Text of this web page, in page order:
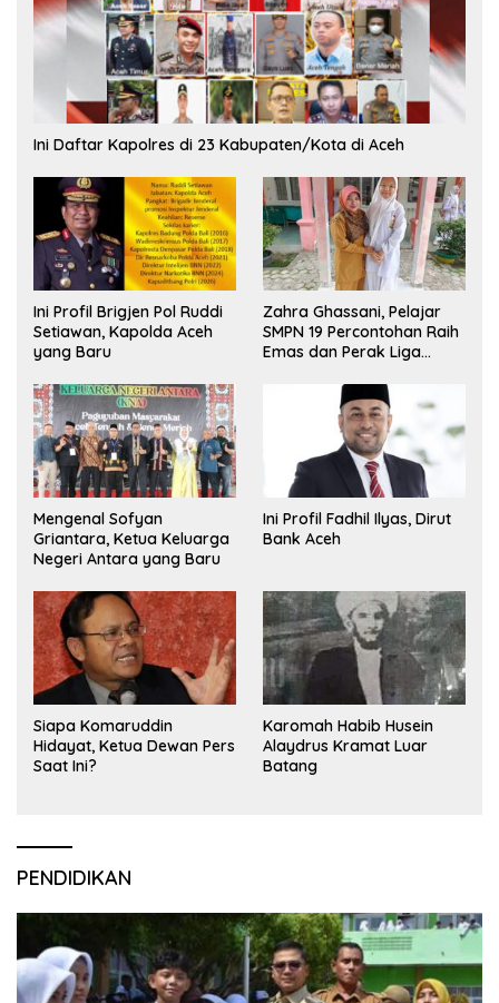
Ini Daftar Kapolres di 23 Kabupaten/Kota di Aceh
Ini Profil Brigjen Pol Ruddi
Setiawan, Kapolda Aceh
yang Baru
Zahra Ghassani, Pelajar
SMPN 19 Percontohan Raih
Emas dan Perak Liga
Mengenal Sofyan
Griantara, Ketua Keluarga
Negeri Antara yang Baru
Ini Profil Fadhil Ilyas, Dirut
Bank Aceh
Siapa Komaruddin
Hidayat, Ketua Dewan Pers
Saat Ini?
Karomah Habib Husein
Alaydrus Kramat Luar
Batang
PENDIDIKAN